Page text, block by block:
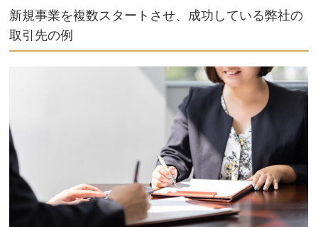
新規事業を複数スタートさせ、成功している弊社の
取引先の例